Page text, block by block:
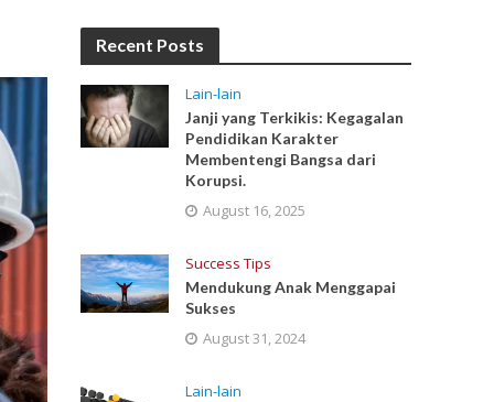
Recent Posts
Lain-lain
Janji yang Terkikis: Kegagalan
Pendidikan Karakter
Membentengi Bangsa dari
Korupsi.
August 16, 2025
Success Tips
Mendukung Anak Menggapai
Sukses
August 31, 2024
Lain-lain